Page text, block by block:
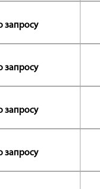
запросу
запросу
запросу
запросу